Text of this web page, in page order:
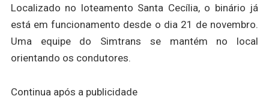
Localizado no loteamento Santa Cecília, o binário já
está em funcionamento desde o dia 21 de novembro.
Uma equipe do Simtrans se mantém no local
orientando os condutores.
Continua após a publicidade